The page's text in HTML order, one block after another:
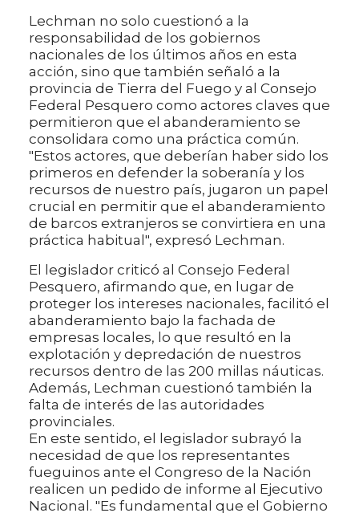
Lechman no solo cuestionó a la
responsabilidad de los gobiernos
nacionales de los últimos años en esta
acción, sino que también señaló a la
provincia de Tierra del Fuego y al Consejo
Federal Pesquero como actores claves que
permitieron que el abanderamiento se
consolidara como una práctica común.
"Estos actores, que deberían haber sido los
primeros en defender la soberanía y los
recursos de nuestro país, jugaron un papel
crucial en permitir que el abanderamiento
de barcos extranjeros se convirtiera en una
práctica habitual", expresó Lechman.
El legislador criticó al Consejo Federal
Pesquero, afirmando que, en lugar de
proteger los intereses nacionales, facilitó el
abanderamiento bajo la fachada de
empresas locales, lo que resultó en la
explotación y depredación de nuestros
recursos dentro de las 200 millas náuticas.
Además, Lechman cuestionó también la
falta de interés de las autoridades
provinciales.
En este sentido, el legislador subrayó la
necesidad de que los representantes
fueguinos ante el Congreso de la Nación
realicen un pedido de informe al Ejecutivo
Nacional. "Es fundamental que el Gobierno